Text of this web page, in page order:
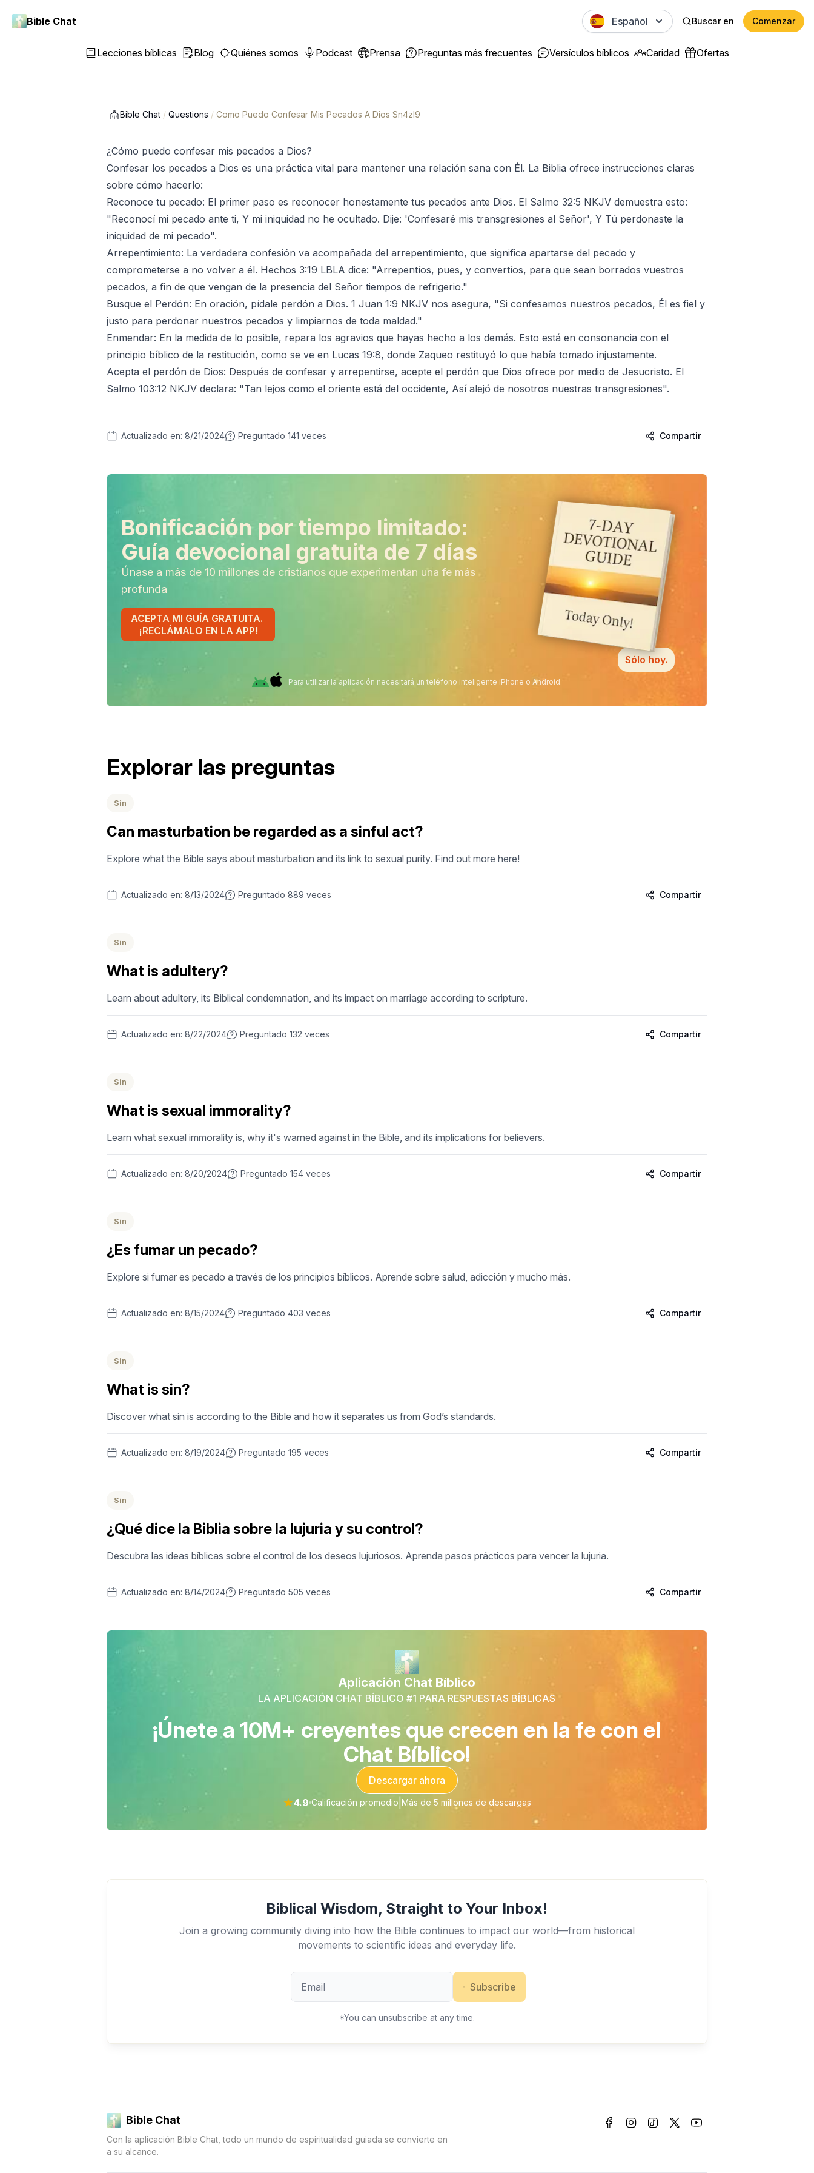
Bible Chat Español Buscar en Comenzar
Lecciones bíblicas Blog Quiénes somos Podcast Prensa Preguntas más frecuentes Versículos bíblicos Caridad Ofertas
Bible Chat / Questions / Como Puedo Confesar Mis Pecados A Dios Sn4zl9
¿Cómo puedo confesar mis pecados a Dios?
Confesar los pecados a Dios es una práctica vital para mantener una relación sana con Él. La Biblia ofrece instrucciones claras
sobre cómo hacerlo:
Reconoce tu pecado: El primer paso es reconocer honestamente tus pecados ante Dios. El Salmo 32:5 NKJV demuestra esto:
"Reconocí mi pecado ante ti, Y mi iniquidad no he ocultado. Dije: 'Confesaré mis transgresiones al Señor', Y Tú perdonaste la
iniquidad de mi pecado".
Arrepentimiento: La verdadera confesión va acompañada del arrepentimiento, que significa apartarse del pecado y
comprometerse a no volver a él. Hechos 3:19 LBLA dice: "Arrepentíos, pues, y convertíos, para que sean borrados vuestros
pecados, a fin de que vengan de la presencia del Señor tiempos de refrigerio."
Busque el Perdón: En oración, pídale perdón a Dios. 1 Juan 1:9 NKJV nos asegura, "Si confesamos nuestros pecados, Él es fiel y
justo para perdonar nuestros pecados y limpiarnos de toda maldad."
Enmendar: En la medida de lo posible, repara los agravios que hayas hecho a los demás. Esto está en consonancia con el
principio bíblico de la restitución, como se ve en Lucas 19:8, donde Zaqueo restituyó lo que había tomado injustamente.
Acepta el perdón de Dios: Después de confesar y arrepentirse, acepte el perdón que Dios ofrece por medio de Jesucristo. El
Salmo 103:12 NKJV declara: "Tan lejos como el oriente está del occidente, Así alejó de nosotros nuestras transgresiones".
Actualizado en: 8/21/2024 Preguntado 141 veces Compartir
Bonificación por tiempo limitado:
Guía devocional gratuita de 7 días
Únase a más de 10 millones de cristianos que experimentan una fe más
profunda
ACEPTA MI GUÍA GRATUITA.
¡RECLÁMALO EN LA APP!
Sólo hoy.
Para utilizar la aplicación necesitará un teléfono inteligente iPhone o Android.
Explorar las preguntas
Sin
Can masturbation be regarded as a sinful act?
Explore what the Bible says about masturbation and its link to sexual purity. Find out more here!
Actualizado en: 8/13/2024 Preguntado 889 veces Compartir
Sin
What is adultery?
Learn about adultery, its Biblical condemnation, and its impact on marriage according to scripture.
Actualizado en: 8/22/2024 Preguntado 132 veces Compartir
Sin
What is sexual immorality?
Learn what sexual immorality is, why it's warned against in the Bible, and its implications for believers.
Actualizado en: 8/20/2024 Preguntado 154 veces Compartir
Sin
¿Es fumar un pecado?
Explore si fumar es pecado a través de los principios bíblicos. Aprende sobre salud, adicción y mucho más.
Actualizado en: 8/15/2024 Preguntado 403 veces Compartir
Sin
What is sin?
Discover what sin is according to the Bible and how it separates us from God’s standards.
Actualizado en: 8/19/2024 Preguntado 195 veces Compartir
Sin
¿Qué dice la Biblia sobre la lujuria y su control?
Descubra las ideas bíblicas sobre el control de los deseos lujuriosos. Aprenda pasos prácticos para vencer la lujuria.
Actualizado en: 8/14/2024 Preguntado 505 veces Compartir
Aplicación Chat Bíblico
LA APLICACIÓN CHAT BÍBLICO #1 PARA RESPUESTAS BÍBLICAS
¡Únete a 10M+ creyentes que crecen en la fe con el
Chat Bíblico!
Descargar ahora
★4.9 Calificación promedio Más de 5 millones de descargas
Biblical Wisdom, Straight to Your Inbox!
Join a growing community diving into how the Bible continues to impact our world—from historical
movements to scientific ideas and everyday life.
Subscribe
*You can unsubscribe at any time.
Bible Chat
Con la aplicación Bible Chat, todo un mundo de espiritualidad guiada se convierte en
a su alcance.